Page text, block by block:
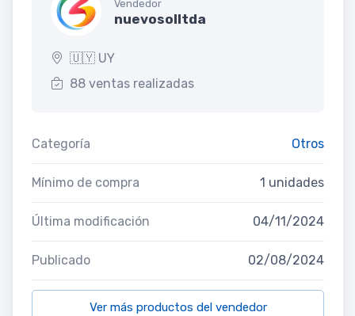
Vendedor
nuevosolltda
🇺🇾 UY
88 ventas realizadas
Categoría Otros
Mínimo de compra 1 unidades
Última modificación 04/11/2024
Publicado 02/08/2024
Ver más productos del vendedor